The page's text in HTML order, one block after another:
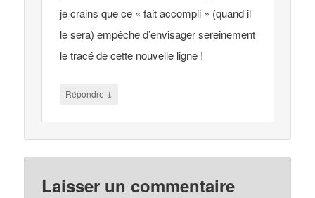
je crains que ce « fait accompli » (quand il
le sera) empêche d’envisager sereinement
le tracé de cette nouvelle ligne !
Répondre ↓
Laisser un commentaire